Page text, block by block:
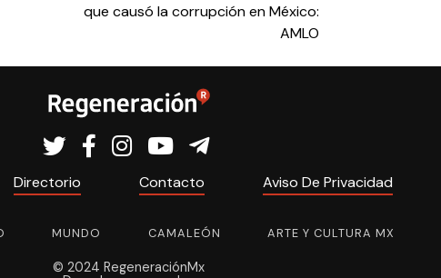
que causó la corrupción en México:
AMLO
Directorio Contacto Aviso De Privacidad
MUNDO CAMALEÓN ARTE Y CULTURA MX
© 2024 RegeneraciónMx